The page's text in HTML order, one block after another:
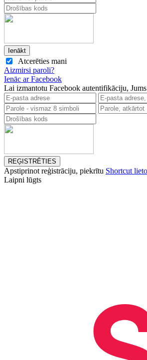
Atcerēties mani
Aizmirsi paroli?
Ienāc ar Facebook
Lai izmantotu Facebook autentifikāciju,
REĢISTRĒTIES
Apstiprinot reģistrāciju, piekrītu Shortcut
Laipni lūgts